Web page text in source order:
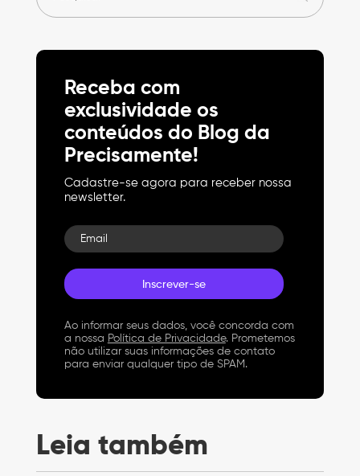
Receba com
exclusividade os
conteúdos do Blog da
Precisamente!
Cadastre-se agora para receber nossa
newsletter.
Email
Ao informar seus dados, você concorda com
a nossa Política de Privacidade. Prometemos
não utilizar suas informações de contato
para enviar qualquer tipo de SPAM.
Leia também